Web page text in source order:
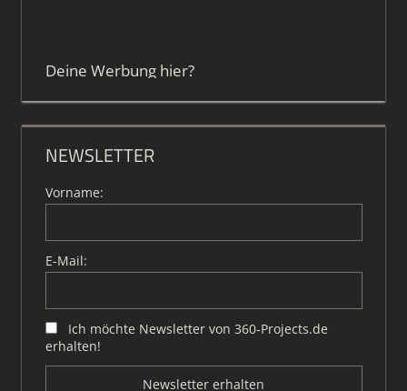
Deine Werbung hier?
NEWSLETTER
Vorname:
E-Mail:
Ich möchte Newsletter von 360-Projects.de
erhalten!